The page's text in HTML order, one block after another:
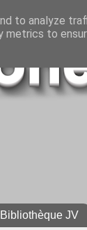
Bibliothèque JV
to analyze
to